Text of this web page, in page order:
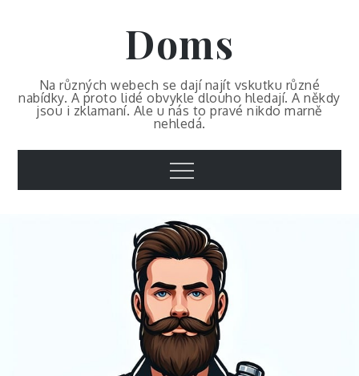
Doms
Na různých webech se dají najít vskutku různé
nabídky. A proto lidé obvykle dlouho hledají. A někdy
jsou i zklamaní. Ale u nás to pravé nikdo marně
nehledá.
Menu